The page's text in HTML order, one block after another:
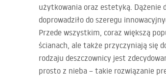
użytkowania oraz estetyką. Dążenie
doprowadziło do szeregu
Przede wszystkim, coraz większą
ścianach, ale także przyczyniają się
rodzaju deszczownicy jest
prosto z nieba – takie rozwiązanie